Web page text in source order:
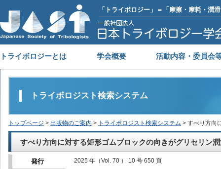
「トライボロジー」＝「摩擦・摩耗・潤
トライボロジーとは 学会概要 活動内容・委員会
トライボロジスト検索システム
トップページ > 出版物のご案内 > トライボロジスト検索システム > すべり方向
すべり方向に対する矩形ゴムブロックの向きがグリセリン
発行 2025 年（Vol. 70 ） 10 号 650 頁